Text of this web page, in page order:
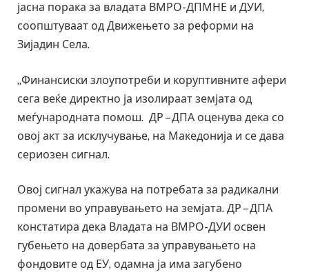
јасна порака за владата ВМРО-ДПМНЕ и ДУИ,
соопштуваат од Движењето за реформи на
Зијадин Села.
„Финансиски злоупотреби и коруптивните афери
сега веќе директно ја изолираат земјата од
меѓународната помош. ДР – ДПА оценува дека со
овој акт за исклучување, на Македонија и се дава
сериозен сигнал.
Овој сигнал укажува на потребата за радикални
промени во управувањето на земјата. ДР – ДПА
констатира дека Владата на ВМРО-ДУИ освен
губењето на довербата за управувањето на
фондовите од ЕУ, одамна ја има загубено